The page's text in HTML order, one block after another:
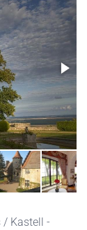
/ Kastell -